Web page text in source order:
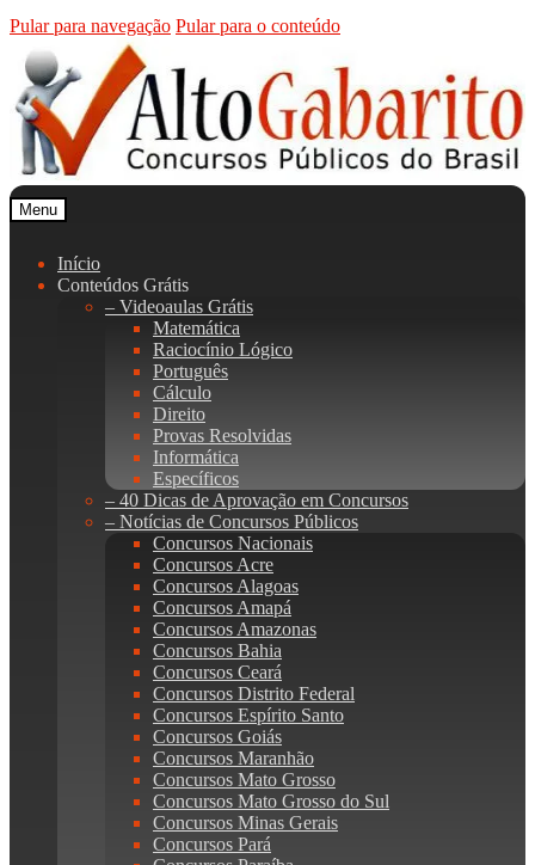
Pular para navegação Pular para o conteúdo
Menu
Início
Conteúdos Grátis
– Videoaulas Grátis
Matemática
Raciocínio Lógico
Português
Cálculo
Direito
Provas Resolvidas
Informática
Específicos
– 40 Dicas de Aprovação em Concursos
– Notícias de Concursos Públicos
Concursos Nacionais
Concursos Acre
Concursos Alagoas
Concursos Amapá
Concursos Amazonas
Concursos Bahia
Concursos Ceará
Concursos Distrito Federal
Concursos Espírito Santo
Concursos Goiás
Concursos Maranhão
Concursos Mato Grosso
Concursos Mato Grosso do Sul
Concursos Minas Gerais
Concursos Pará